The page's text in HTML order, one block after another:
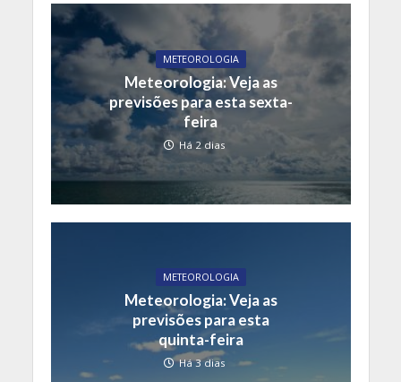
METEOROLOGIA
Meteorologia: Veja as
previsões para esta sexta-
feira
Há 2 dias
METEOROLOGIA
Meteorologia: Veja as
previsões para esta
quinta-feira
Há 3 dias